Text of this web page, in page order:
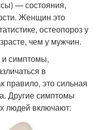
— состояния,
Женщин это
остеопороз у
чем у мужчин.
симптомы,
в
правило, это сильная
Другие симптомы
людей включают: